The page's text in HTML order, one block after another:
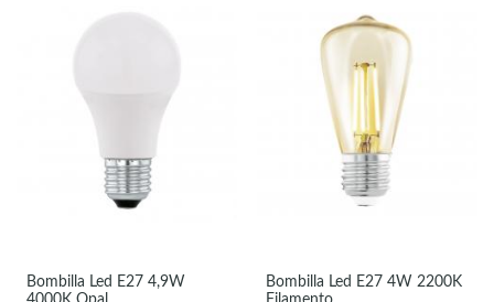
Bombilla Led E27 4,9W
Bombilla Led E27 4W 2200K